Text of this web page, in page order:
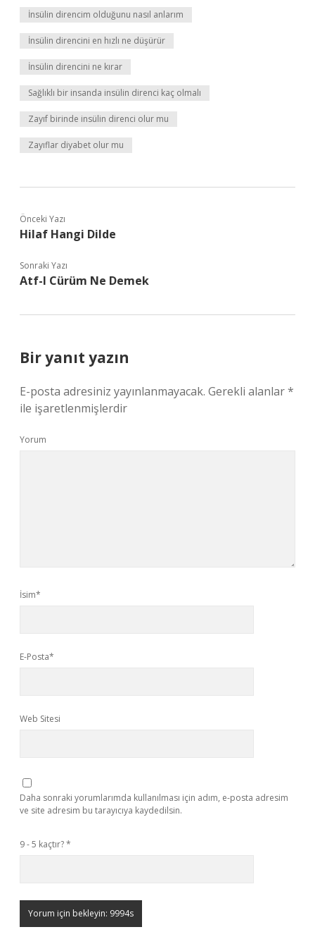
İnsülin direncim olduğunu nasıl anlarım
İnsülin direncini en hızlı ne düşürür
İnsülin direncini ne kırar
Sağlıklı bir insanda insülin direnci kaç olmalı
Zayıf birinde insülin direnci olur mu
Zayıflar diyabet olur mu
Önceki Yazı
Hilaf Hangi Dilde
Sonraki Yazı
Atf-I Cürüm Ne Demek
Bir yanıt yazın
E-posta adresiniz yayınlanmayacak. Gerekli alanlar*
ile işaretlenmişlerdir
Yorum
İsim*
E-Posta*
Web Sitesi
Daha sonraki yorumlarımda kullanılması için adım, e-posta adresim
ve site adresim bu tarayıcıya kaydedilsin.
9 - 5 kaçtır?*